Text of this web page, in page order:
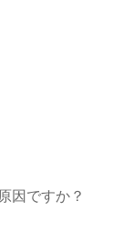
因ですか？